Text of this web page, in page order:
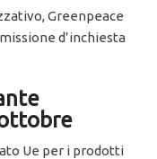
Greenpeace
d’inchiesta
Ue per i prodotti